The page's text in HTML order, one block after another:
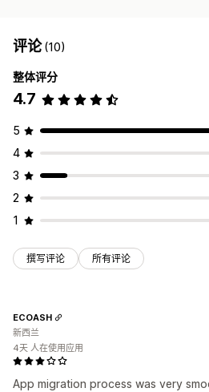
评论(10)
整体评分
4.7
5
4
3
2
1
撰写评论 所有评论
App migration process was very
ECOASH
新西兰
4天 人在使用应用